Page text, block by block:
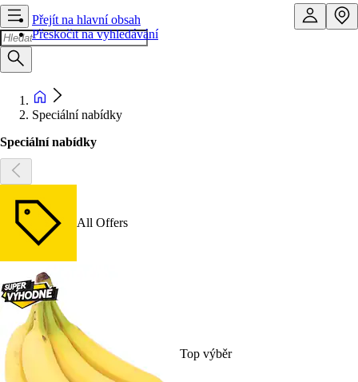
Přejít na hlavní obsah
Přeskočit na vyhledávání
Speciální nabídky
Speciální nabídky
All Offers
Top výběr